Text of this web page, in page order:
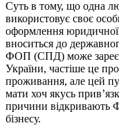
Фізична особа
форма ведення
Суть в тому, що одна
використовує своє
оформлення
вноситься до
ФОП (СПД) може
України, частіше це
проживання, але цей
мати хоч якусь